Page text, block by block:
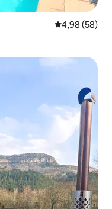
4,98 (58)